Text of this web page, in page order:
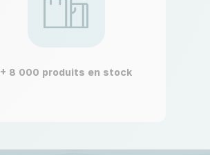
+ 8 000 produits en stock